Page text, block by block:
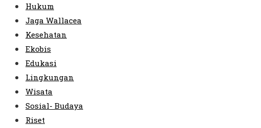
Hukum
Jaga Wallacea
Kesehatan
Ekobis
Edukasi
Lingkungan
Wisata
Sosial- Budaya
Riset